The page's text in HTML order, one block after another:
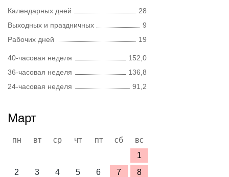
Календарных дней
28
Выходных и праздничных
9
Рабочих дней
19
40-часовая неделя
152,0
36-часовая неделя
136,8
24-часовая неделя
91,2
Март
пн вт ср чт пт сб
вс
1
2
3 4 5 6 7
8